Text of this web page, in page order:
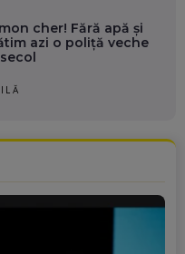
cher! Fără apă și
azi o poliță veche